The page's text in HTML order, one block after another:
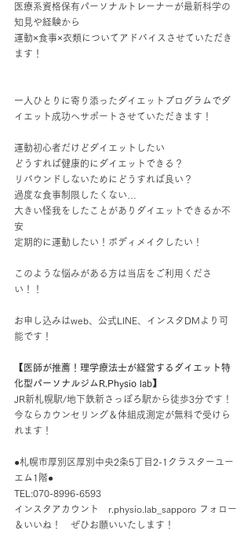
医療系資格保有パーソナルトレーナーが最新科学の
知見や経験から
運動×食事×衣類についてアドバイスさせていただき
ます！
一人ひとりに寄り添ったダイエットプログラムでダ
イエット成功へサポートさせていただきます！
運動初心者だけどダイエットしたい
どうすれば健康的にダイエットできる？
リバウンドしないためにどうすれば良い？
過度な食事制限したくない…
大きい怪我をしたことがありダイエットできるか不
安
定期的に運動したい！ボディメイクしたい！
このような悩みがある方は当店をご利用くださ
い！！
お申し込みはweb、公式LINE、インスタDMより可
能です！
【医師が推薦！理学療法士が経営するダイエット特
化型パーソナルジムR.Physio lab】
JR新札幌駅/地下鉄新さっぽろ駅から徒歩3分です！
今ならカウンセリング＆体組成測定が無料で受けら
れます！
●札幌市厚別区厚別中央2条5丁目2-1クラスターユー
エム1階●
TEL:070-8996-6593
インスタアカウント　r.physio.lab_sapporo フォロー
＆いいね！　ぜひお願いいたします！